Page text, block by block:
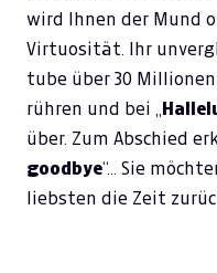
wird Ihnen der Mund
Virtuosität. Ihr
tube über 30
rühren und bei „
über. Zum Abschied
goodbye“… Sie
liebsten die Zeit